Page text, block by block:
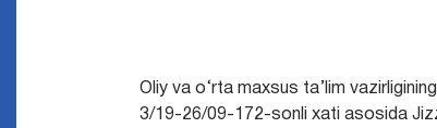
Oliy va о‘rta maxsus ta’lim
3/19-26/09-172-sonli xati asosida